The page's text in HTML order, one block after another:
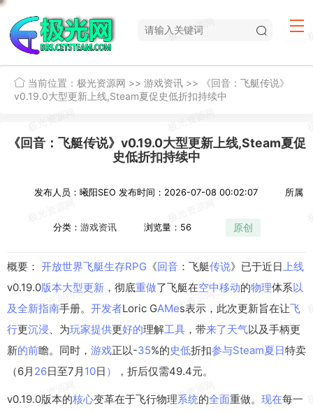
当前位置： 极光资源网 >> 游戏资讯 >>
《回音：飞艇传说》
v0.19.0大型更新上线,Steam夏促史低折扣持续中
《回音：飞艇传说》v0.19.0大型更新上线,Steam夏促
史低折扣持续中
发布人员：曦阳SEO 发布时间：2026-07-08 00:02:07 所属
分类： 游戏资讯 浏览量：56 原创
概要： 开放世界飞艇生存RPG 《回音 ：飞艇传说》已于近日 上线
v0.19.0版本大型更新 ，彻底重做了飞艇在空中移动的物理体系以
及全新指南手册。 开发者Loric GAMes表示，此次更新旨在让飞
行更沉浸 、为玩家提供更好的理解工具 ，带来了天气以及手柄更
新的前瞻。同时， 游戏正以-35%的史低折扣参与Steam夏日特卖
（6月 26日至7月 10日 ） ，折后仅需49.4元。
v0.19.0版本的核心变革在于飞行物理系统的全面重做。 现在每一